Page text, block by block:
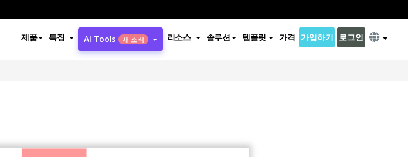
제품 특징 AI Tools 새 소식 리소스 솔루션 템플릿 가격 가입하기 로그인